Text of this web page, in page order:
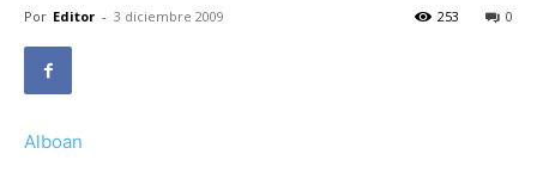
Por Editor - 3 diciembre 2009 0
253
Alboan